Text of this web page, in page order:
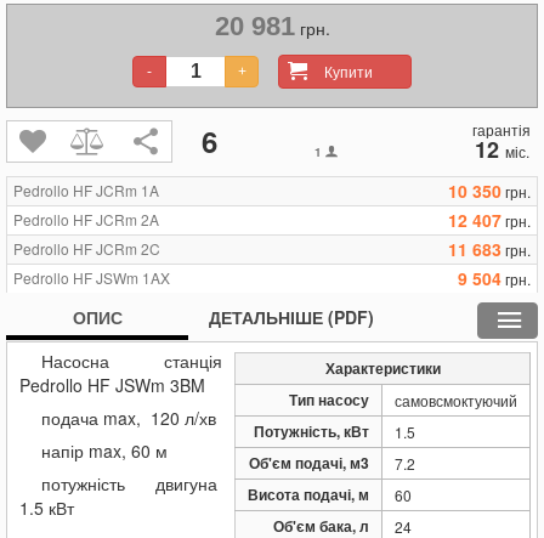
20 981грн.
Купити
- +
6 1
гарантія
12 міс.
Pedrollo HF JCRm 1A
10 350грн.
Pedrollo HF JCRm 2A
12 407грн.
Pedrollo HF JCRm 2C
11 683грн.
Pedrollo HF JSWm 1AX
9 504грн.
10 654грн.
Pedrollo HF JSWm 2AX/50
12 371грн.
Pedrollo HF JSWm 2CX
Pedrollo HF JSWm 2CX/50
11 079грн.
Pedrollo HF JSWm 3BM
20 981
Pedrollo HF PKm 60
5 809грн.
Pedrollo HF Plurigetm 4/80X
12 979грн.
ОПИС ДЕТАЛЬНІШЕ (PDF)
Характеристики
Тип насосу
самовсмоктуючий
Потужність, кВт 1.5
Об'єм подачі, м3 7.2
Висота подачі, м 60
Об'єм бака, л 24
Насосна станція
Pedrollo HF JSWm 3BM
подача max, 120 л/хв
напір max, 60 м
потужність двигуна
1.5 кВт